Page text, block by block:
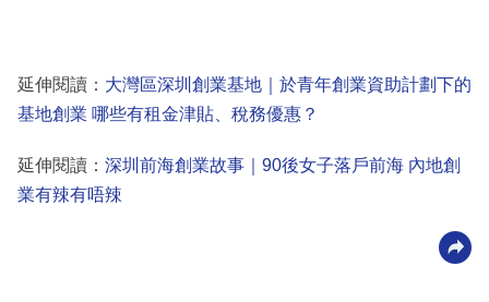
延伸閱讀： 大灣區深圳創業基地｜於青年創業資助計劃下的
基地創業 哪些有租金津貼、稅務優惠？
延伸閱讀： 深圳前海創業故事｜90後女子落戶前海 內地創
業有辣有唔辣